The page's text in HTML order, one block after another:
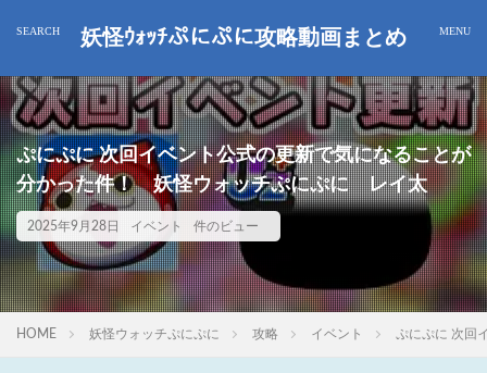
妖怪ｳｫｯﾁぷにぷに攻略動画まとめ
ぷにぷに 次回イベント公式の更新で気になることが
分かった件！ 妖怪ウォッチぷにぷに レイ太
2025年9月28日 イベント 件のビュー
HOME 妖怪ウォッチぷにぷに 攻略 イベント ぷにぷに 次回